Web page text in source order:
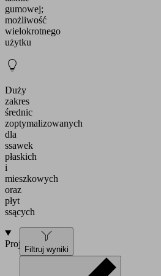
gumowej;
możliwość
wielokrotnego
użytku
Duży
zakres
średnic
zoptymalizowanych
dla
ssawek
płaskich
i
mieszkowych
oraz
płyt
ssących
ProjektFiltruj wyniki